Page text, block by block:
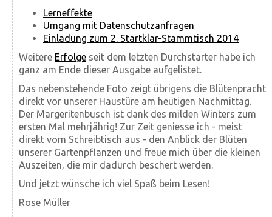
Lerneffekte
Umgang mit Datenschutzanfragen
Einladung zum 2. Startklar-Stammtisch 2014
Weitere Erfolge seit dem letzten Durchstarter habe ich
ganz am Ende dieser Ausgabe aufgelistet.
Das nebenstehende Foto zeigt übrigens die Blütenpracht
direkt vor unserer Haustüre am heutigen Nachmittag.
Der Margeritenbusch ist dank des milden Winters zum
ersten Mal mehrjährig! Zur Zeit geniesse ich - meist
direkt vom Schreibtisch aus - den Anblick der Blüten
unserer Gartenpflanzen und freue mich über die kleinen
Auszeiten, die mir dadurch beschert werden.
Und jetzt wünsche ich viel Spaß beim Lesen!
Rose Müller